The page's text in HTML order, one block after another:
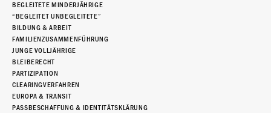
BEGLEITETE MINDERJÄHRIGE
“BEGLEITET UNBEGLEITETE”
BILDUNG & ARBEIT
FAMILIENZUSAMMENFÜHRUNG
JUNGE VOLLJÄHRIGE
BLEIBERECHT
PARTIZIPATION
CLEARINGVERFAHREN
EUROPA & TRANSIT
PASSBESCHAFFUNG & IDENTITÄTSKLÄRUNG